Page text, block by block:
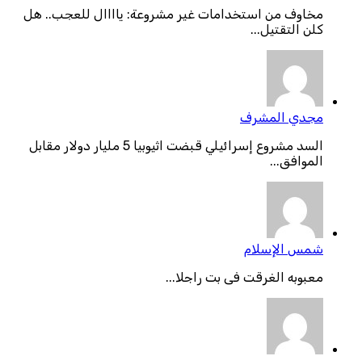
مخاوف من استخدامات غير مشروعة: ياااال للعجب.. هل
كلن التقتيل...
مجدي المشرف
السد مشروع إسرائيلي قبضت اثيوبيا 5 مليار دولار مقابل
الموافق...
شمس الإسلام
معبوبه الغرقت فى بت راجلا...